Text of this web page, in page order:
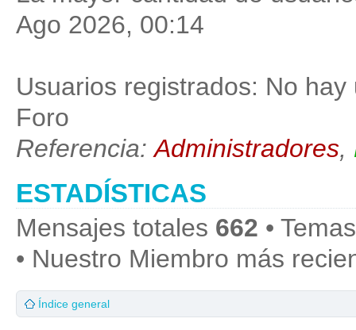
Ago 2026, 00:14
Usuarios registrados: No
Foro
Referencia:Administradores,
ESTADÍSTICAS
Mensajes totales 662 •
• Nuestro Miembro más
Índice general